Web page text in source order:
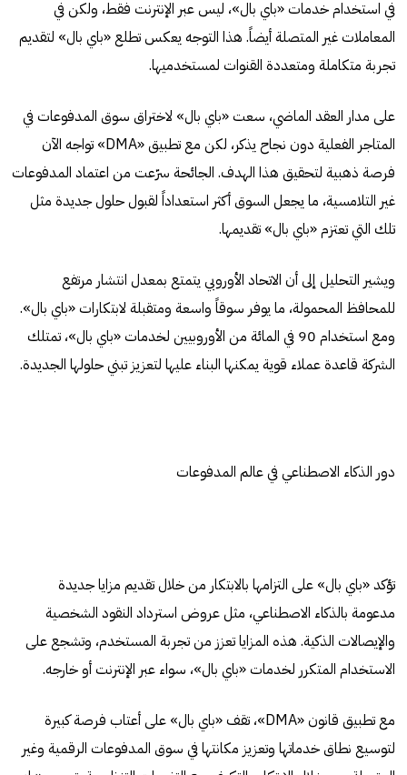
في استخدام خدمات «باي بال»، ليس عبر الإنترنت فقط، ولكن في
المعاملات غير المتصلة أيضاً. هذا التوجه يعكس تطلع «باي بال» لتقديم
تجربة متكاملة ومتعددة القنوات لمستخدميها.
على مدار العقد الماضي، سعت «باي بال» لاختراق سوق المدفوعات في
المتاجر الفعلية دون نجاح يذكر، لكن مع تطبيق «DMA» تواجه الآن
فرصة ذهبية لتحقيق هذا الهدف. الجائحة سرّعت من اعتماد المدفوعات
غير التلامسية، ما يجعل السوق أكثر استعداداً لقبول حلول جديدة مثل
تلك التي تعتزم «باي بال» تقديمها.
ويشير التحليل إلى أن الاتحاد الأوروبي يتمتع بمعدل انتشار مرتفع
للمحافظ المحمولة، ما يوفر سوقاً واسعة ومتقبلة لابتكارات «باي بال».
ومع استخدام 90 في المائة من الأوروبيين لخدمات «باي بال»، تمتلك
الشركة قاعدة عملاء قوية يمكنها البناء عليها لتعزيز تبني حلولها الجديدة.
دور الذكاء الاصطناعي في عالم المدفوعات
تؤكد «باي بال» على التزامها بالابتكار من خلال تقديم مزايا جديدة
مدعومة بالذكاء الاصطناعي، مثل عروض استرداد النقود الشخصية
والإيصالات الذكية. هذه المزايا تعزز من تجربة المستخدم، وتشجع على
الاستخدام المتكرر لخدمات «باي بال»، سواء عبر الإنترنت أو خارجه.
مع تطبيق قانون «DMA»، تقف «باي بال» على أعتاب فرصة كبيرة
لتوسيع نطاق خدماتها وتعزيز مكانتها في سوق المدفوعات الرقمية وغير